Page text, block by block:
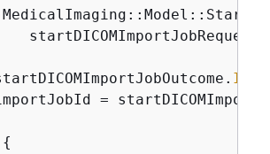
=
{